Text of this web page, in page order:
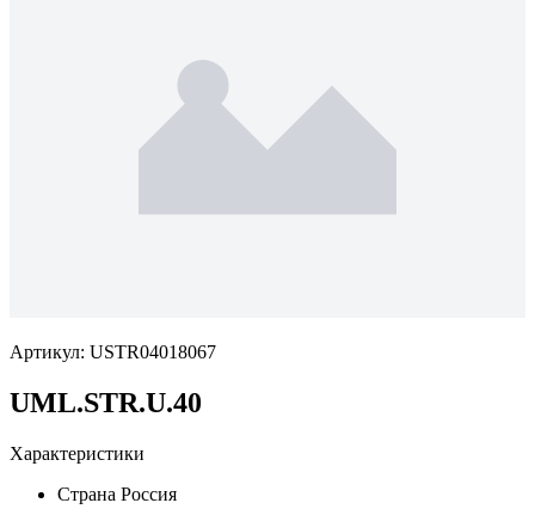
Артикул: USTR04018067
UML.STR.U.40
Характеристики
Страна Россия